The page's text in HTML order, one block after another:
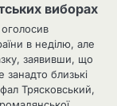
виборах
в неділю, але
заявивши, що
близькі
Трясковський,